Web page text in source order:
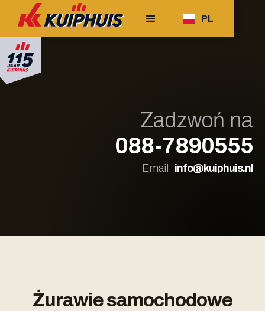
PL
Zadzwoń na
088-7890555
Email info@kuiphuis.nl
Żurawie samochodowe